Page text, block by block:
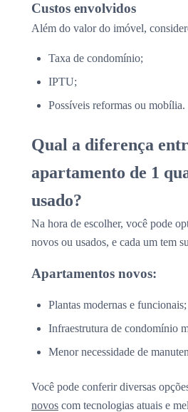
Custos envolvidos
Além do valor do imóvel,
Taxa de condomínio;
IPTU;
Possíveis reformas ou mobília.
Qual a diferença
apartamento de 1
usado?
Na hora de escolher, você pode
novos ou usados, e cada um tem
Apartamentos novos:
Plantas modernas e funcionais;
Infraestrutura de condomínio
Menor necessidade de
Você pode conferir diversas
novos com tecnologias atuais e